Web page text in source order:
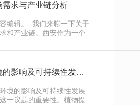
求与产业链分析
编辑。..我们来聊一下关于
和产业链。西安作为一个
西安植物提取物对环境的影响及可持续性发展策略研究
境的影响及可持续性发展
一议题的重要性。植物提